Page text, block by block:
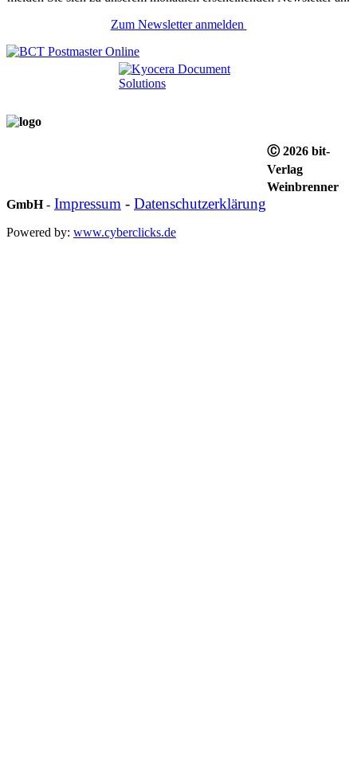
Zum Newsletter anmelden
Ⓒ 2026 bit-
Verlag
Weinbrenner
GmbH- Impressum - Datenschutzerklärung
Powered by: www.cyberclicks.de